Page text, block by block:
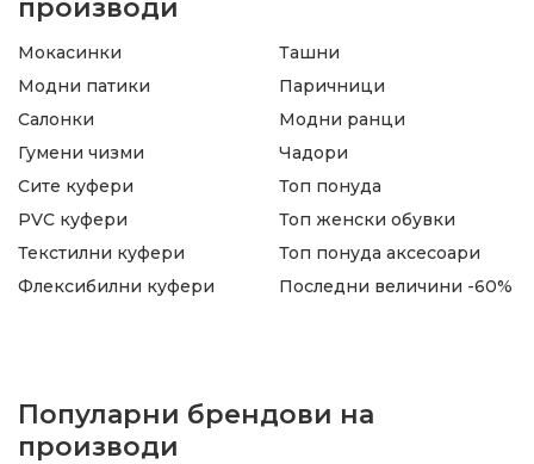
производи
Мокасинки
Модни патики
Салонки
Гумени чизми
Ташни
Паричници
Модни ранци
Чадори
Сите куфери
PVC куфери
Текстилни куфери
Флексибилни куфери
Топ понуда
Топ женски обувки
Топ понуда аксесоари
Последни величини -60%
Популарни брендови на
производи